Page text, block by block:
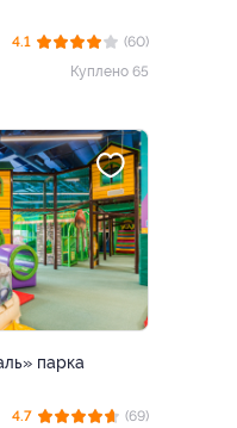
4.1
(60)
Куплено 65
парка
4.7
(69)